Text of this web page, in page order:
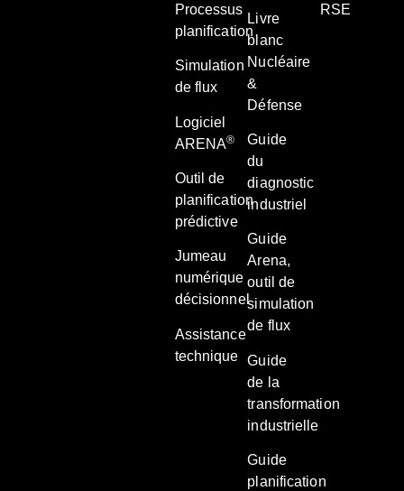
Processus
planification
Simulation
de flux
Logiciel
ARENA®
Outil de
planification
prédictive
Jumeau
numérique
décisionnel
Assistance
technique
Livre
blanc
Nucléaire
&
Défense
Guide
du
diagnostic
industriel
Guide
Arena,
outil de
simulation
de flux
Guide
de la
transformation
industrielle
Guide
planification
RSE